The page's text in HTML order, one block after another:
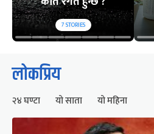
7STORIES
लोकप्रिय
२४ घण्टा यो साता यो महिना